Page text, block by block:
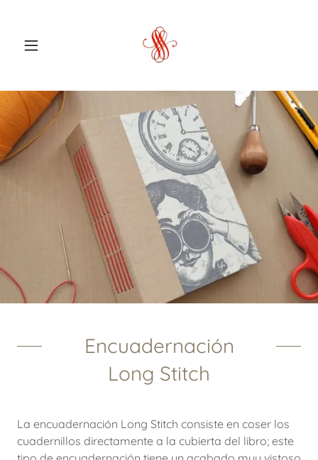
Encuadernación
Long Stitch
La encuadernación Long Stitch consiste en coser los
cuadernillos directamente a la cubierta del libro; este